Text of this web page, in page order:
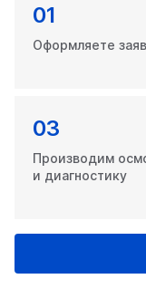
01
Оформляете
03
Производим
и диагностику